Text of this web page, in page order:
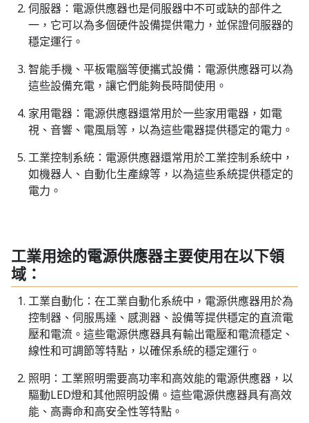
伺服器：電源供應器也是伺服器中不可或缺的部件之
一，它可以為多個硬件設備提供電力，並保證伺服器的
穩定運行。
智能手機、平板電腦等便攜式設備：電源供應器可以為
這些設備充電，讓它們能夠長時間使用。
家用電器：電源供應器還常用於一些家用電器，如電
視、音響、電風扇等，以為這些電器提供穩定的電力。
工業控制系統：電源供應器還常用於工業控制系統中，
如機器人、自動化生產線等，以為這些系統提供穩定的
電力。
工業用途的電源供應器主要使用在以下領
域：
工業自動化：在工業自動化系統中，電源供應器用於為
控制器、伺服馬達、感測器、設備等提供穩定的直流電
壓和電流。這些電源供應器具有輸出電壓和電流穩定、
線性和可調節等特點，以確保系統的穩定運行。
照明：工業照明需要高功率和高效能的電源供應器，以
驅動LED燈和其他照明設備。這些電源供應器具有高效
能、高壽命和高安全性等特點。